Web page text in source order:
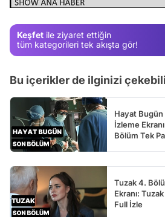
Keşfet ile ziyaret ettiğin
tüm kategorileri tek akışta gör!
Bu içerikler de ilginizi
Hayat
İzleme
Bölüm Tek
Tuzak 4.
Ekranı:
Full İzle